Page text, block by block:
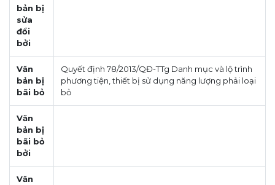
bản bị
sửa
đổi
bởi
Văn
bản bị
bãi bỏ
Quyết định 78/2013/QĐ-TTg Danh mục và lộ trình
phương tiện, thiết bị sử dụng năng lượng phải loại
bỏ
Văn
bản bị
bãi bỏ
bởi
Văn